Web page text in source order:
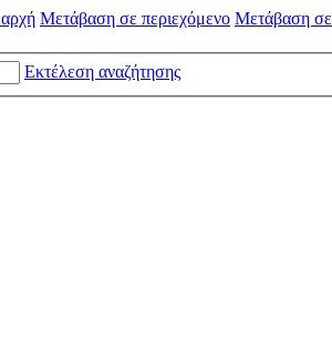
αρχή Μετάβαση σε περιεχόμενο Μετάβαση σε
Εκτέλεση αναζήτησης